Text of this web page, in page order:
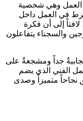
العمل وهي شخصية
في العمل داخل
إلى أن فكرة
والسجناء يتفاعلون
جداً ومشجعةٌ على
الفني الذي يضم
نجاحاً متميزاً وصدى